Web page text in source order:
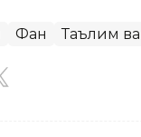
Фан Таълим